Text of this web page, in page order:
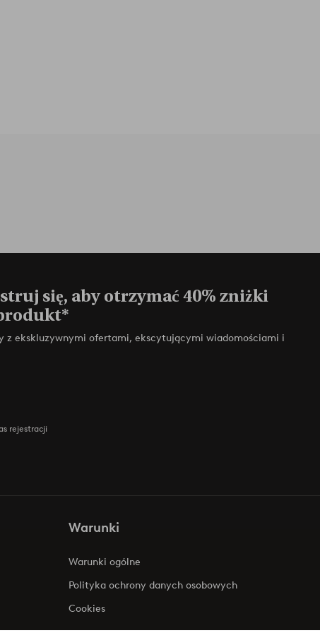
się, aby otrzymać 40% zniżki
z ekskluzywnymi ofertami, ekscytującymi wiadomościami i
rejestracji
Warunki
Warunki ogólne
Polityka ochrony danych osobowych
Cookies